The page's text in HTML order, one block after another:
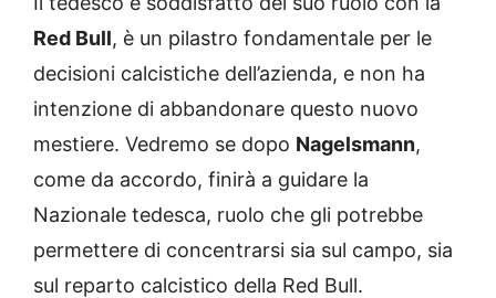
Red Bull, è un pilastro fondamentale per le
decisioni calcistiche dell’azienda, e non ha
intenzione di abbandonare questo nuovo
mestiere. Vedremo se dopo Nagelsmann,
come da accordo, finirà a guidare la
Nazionale tedesca, ruolo che gli potrebbe
permettere di concentrarsi sia sul campo, sia
sul reparto calcistico della Red Bull.